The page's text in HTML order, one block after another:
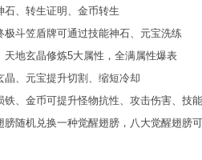
石、转生证明、金币转生
极斗笠盾牌可通过技能神石、元宝洗练
天地玄晶修炼5大属性，全满属性爆表
晶、元宝提升切割、缩短冷却
铁、金币可提升怪物抗性、攻击伤害、技
膀随机兑换一种觉醒翅膀，八大觉醒翅膀